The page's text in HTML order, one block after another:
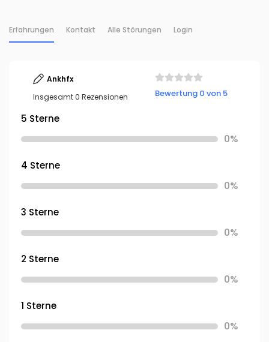
Erfahrungen Kontakt Alle Störungen Login
Ankhfx
Insgesamt 0 Rezensionen
Bewertung 0 von 5
5 Sterne
0%
4 Sterne
0%
3 Sterne
0%
2 Sterne
0%
1 Sterne
0%